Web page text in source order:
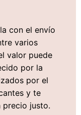
con el envío
varios
valor puede
por la
por el
y te
precio justo.